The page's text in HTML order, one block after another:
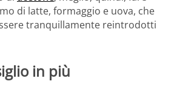
di latte, formaggio e uova, che
tranquillamente reintrodotti
in più